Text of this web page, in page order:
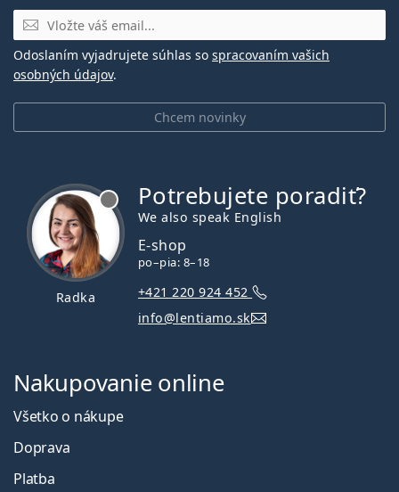
E-mail
Chcem novinky
Odoslaním vyjadrujete súhlas so spracovaním vašich
osobných údajov.
Radka
Potrebujete poradiť?
We also speak English
E-shop
po–pia: 8–18
+421 220 924 452
info@lentiamo.sk
Nakupovanie online
Všetko o nákupe
Doprava
Platba